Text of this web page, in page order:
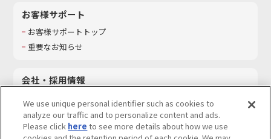
お客様サポート
お客様サポートトップ
重要なお知らせ
会社・採用情報
採用情報
サステナビリティ
We use unique personal identifier such as cookies to
analyze our traffic and to personalize content and ads.
Please click here to see more details about how we use